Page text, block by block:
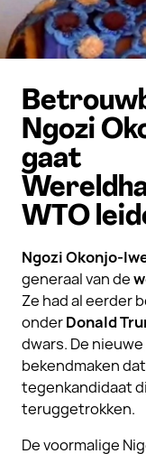
Ngozi
gaat
WTO
Ngozi Okonjo-
generaal van de
Ze had al eerder
onderDonald
dwars. De
bekendmaken
tegenkandidaat
teruggetrokken.
De voormalige